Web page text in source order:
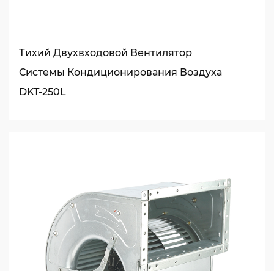
Тихий Двухвходовой Вентилятор
Системы Кондиционирования Воздуха
DKT-250L